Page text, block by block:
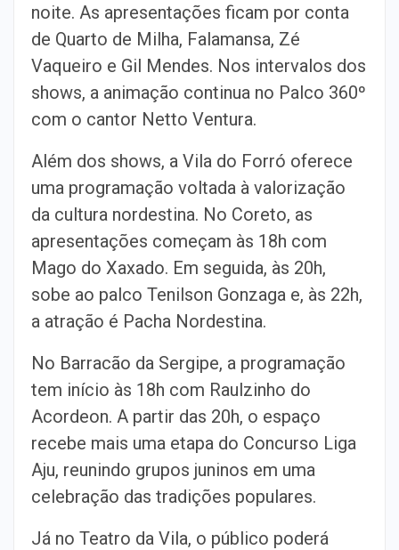
noite. As apresentações ficam por conta
de Quarto de Milha, Falamansa, Zé
Vaqueiro e Gil Mendes. Nos intervalos dos
shows, a animação continua no Palco 360º
com o cantor Netto Ventura.
Além dos shows, a Vila do Forró oferece
uma programação voltada à valorização
da cultura nordestina. No Coreto, as
apresentações começam às 18h com
Mago do Xaxado. Em seguida, às 20h,
sobe ao palco Tenilson Gonzaga e, às 22h,
a atração é Pacha Nordestina.
No Barracão da Sergipe, a programação
tem início às 18h com Raulzinho do
Acordeon. A partir das 20h, o espaço
recebe mais uma etapa do Concurso Liga
Aju, reunindo grupos juninos em uma
celebração das tradições populares.
Já no Teatro da Vila, o público poderá